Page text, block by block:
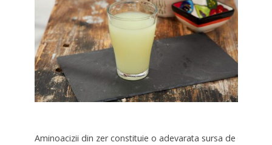
Aminoacizii din zer constituie o adevarata sursa de